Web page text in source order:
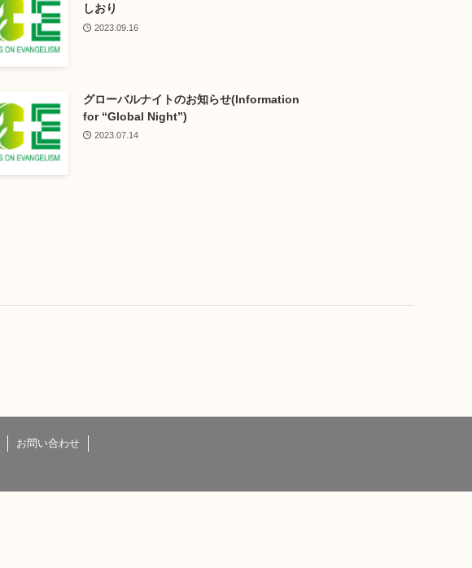
しおり
2023.09.16
グローバルナイトのお知らせ(Information
for “Global Night”)
2023.07.14
お問い合わせ